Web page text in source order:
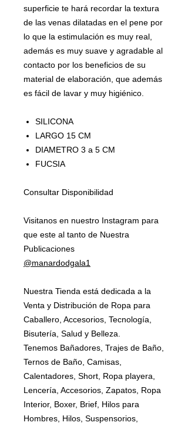
superficie te hará recordar la textura
de las venas dilatadas en el pene por
lo que la estimulación es muy real,
además es muy suave y agradable al
contacto por los beneficios de su
material de elaboración, que además
es fácil de lavar y muy higiénico.
SILICONA
LARGO 15 CM
DIAMETRO 3 a 5 CM
FUCSIA
Consultar Disponibilidad
Visitanos en nuestro Instagram para
que este al tanto de Nuestra
Publicaciones
@manardodgala1
Nuestra Tienda está dedicada a la
Venta y Distribución de Ropa para
Caballero, Accesorios, Tecnología,
Bisutería, Salud y Belleza.
Tenemos Bañadores, Trajes de Baño,
Ternos de Baño, Camisas,
Calentadores, Short, Ropa playera,
Lencería, Accesorios, Zapatos, Ropa
Interior, Boxer, Brief, Hilos para
Hombres, Hilos, Suspensorios,